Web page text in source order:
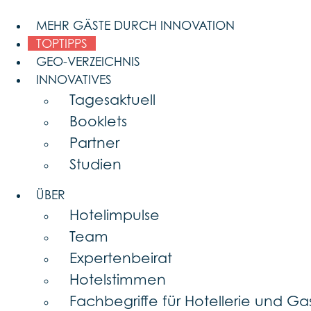
content
MEHR GÄSTE DURCH INNOVATION
TOPTIPPS
GEO-VERZEICHNIS
INNOVATIVES
Tagesaktuell
Booklets
Partner
Studien
ÜBER
Hotelimpulse
Team
Expertenbeirat
Hotelstimmen
Fachbegriffe für Hotellerie und